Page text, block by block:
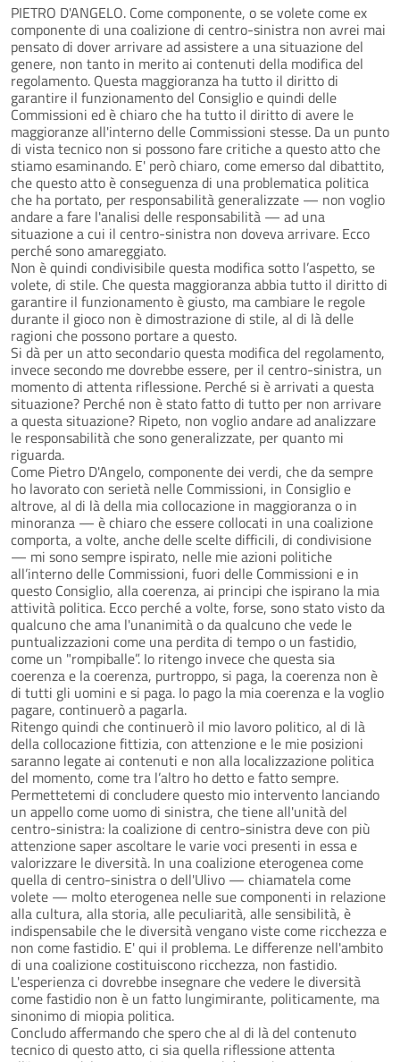
PIETRO D'ANGELO. Come componente, o se volete come ex
componente di una coalizione di centro-sinistra non avrei mai
pensato di dover arrivare ad assistere a una situazione del
genere, non tanto in merito ai contenuti della modifica del
regolamento. Questa maggioranza ha tutto il diritto di
garantire il funzionamento del Consiglio e quindi delle
Commissioni ed è chiaro che ha tutto il diritto di avere le
maggioranze all'interno delle Commissioni stesse. Da un punto
di vista tecnico non si possono fare critiche a questo atto che
stiamo esaminando. E' però chiaro, come emerso dal dibattito,
che questo atto è conseguenza di una problematica politica
che ha portato, per responsabilità generalizzate — non voglio
andare a fare l'analisi delle responsabilità — ad una
situazione a cui il centro-sinistra non doveva arrivare. Ecco
perché sono amareggiato.
Non è quindi condivisibile questa modifica sotto l’aspetto, se
volete, di stile. Che questa maggioranza abbia tutto il diritto di
garantire il funzionamento è giusto, ma cambiare le regole
durante il gioco non è dimostrazione di stile, al di là delle
ragioni che possono portare a questo.
Si dà per un atto secondario questa modifica del regolamento,
invece secondo me dovrebbe essere, per il centro-sinistra, un
momento di attenta riflessione. Perché si è arrivati a questa
situazione? Perché non è stato fatto di tutto per non arrivare
a questa situazione? Ripeto, non voglio andare ad analizzare
le responsabilità che sono generalizzate, per quanto mi
riguarda.
Come Pietro D'Angelo, componente dei verdi, che da sempre
ho lavorato con serietà nelle Commissioni, in Consiglio e
altrove, al di là della mia collocazione in maggioranza o in
minoranza — è chiaro che essere collocati in una coalizione
comporta, a volte, anche delle scelte difficili, di condivisione
— mi sono sempre ispirato, nelle mie azioni politiche
all’interno delle Commissioni, fuori delle Commissioni e in
questo Consiglio, alla coerenza, ai principi che ispirano la mia
attività politica. Ecco perché a volte, forse, sono stato visto da
qualcuno che ama l'unanimità o da qualcuno che vede le
puntualizzazioni come una perdita di tempo o un fastidio,
come un "rompiballe”. Io ritengo invece che questa sia
coerenza e la coerenza, purtroppo, si paga, la coerenza non è
di tutti gli uomini e si paga. Io pago la mia coerenza e la voglio
pagare, continuerò a pagarla.
Ritengo quindi che continuerò il mio lavoro politico, al di là
della collocazione fittizia, con attenzione e le mie posizioni
saranno legate ai contenuti e non alla localizzazione politica
del momento, come tra l’altro ho detto e fatto sempre.
Permettetemi di concludere questo mio intervento lanciando
un appello come uomo di sinistra, che tiene all'unità del
centro-sinistra: la coalizione di centro-sinistra deve con più
attenzione saper ascoltare le varie voci presenti in essa e
valorizzare le diversità. In una coalizione eterogenea come
quella di centro-sinistra o dell'Ulivo — chiamatela come
volete — molto eterogenea nelle sue componenti in relazione
alla cultura, alla storia, alle peculiarità, alle sensibilità, è
indispensabile che le diversità vengano viste come ricchezza e
non come fastidio. E' qui il problema. Le differenze nell'ambito
di una coalizione costituiscono ricchezza, non fastidio.
L'esperienza ci dovrebbe insegnare che vedere le diversità
come fastidio non è un fatto lungimirante, politicamente, ma
sinonimo di miopia politica.
Concludo affermando che spero che al di là del contenuto
tecnico di questo atto, ci sia quella riflessione attenta